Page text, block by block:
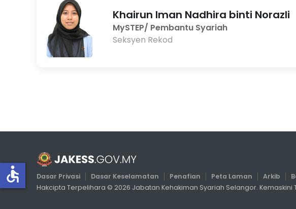
Khairun Iman Nadhira binti Norazli
MySTEP/ Pembantu Syariah
Seksyen Rekod
Dasar Privasi Dasar Keselamatan Penafian Peta Laman Arkib
Hakcipta Terpelihara © 2026 Jabatan Kehakiman Syariah Selangor. Kemaskini
accessible